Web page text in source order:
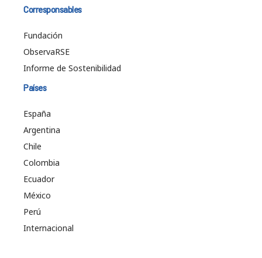
Corresponsables
Fundación
ObservaRSE
Informe de Sostenibilidad
Países
España
Argentina
Chile
Colombia
Ecuador
México
Perú
Internacional